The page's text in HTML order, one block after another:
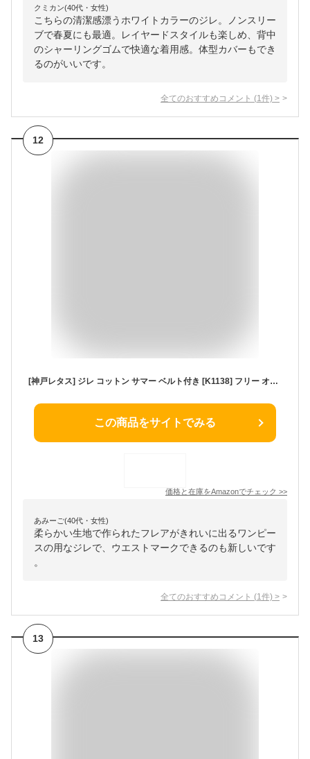
クミカン(40代・女性)
こちらの清潔感漂うホワイトカラーのジレ。ノンスリー
ブで春夏にも最適。レイヤードスタイルも楽しめ、背中
のシャーリングゴムで快適な着用感。体型カバーもでき
るのがいいです。
全てのおすすめコメント (1 件) >
12
[神戸レタス] ジレ コットン サマー ベルト付き [K1138] フリー オフホワイト
この商品をサイトでみる
価格と在庫をAmazonでチェック >>
あみーご(40代・女性)
柔らかい生地で作られたフレアがきれいに出るワンピー
スの用なジレで、ウエストマークできるのも新しいです
。
全てのおすすめコメント (1 件) >
13